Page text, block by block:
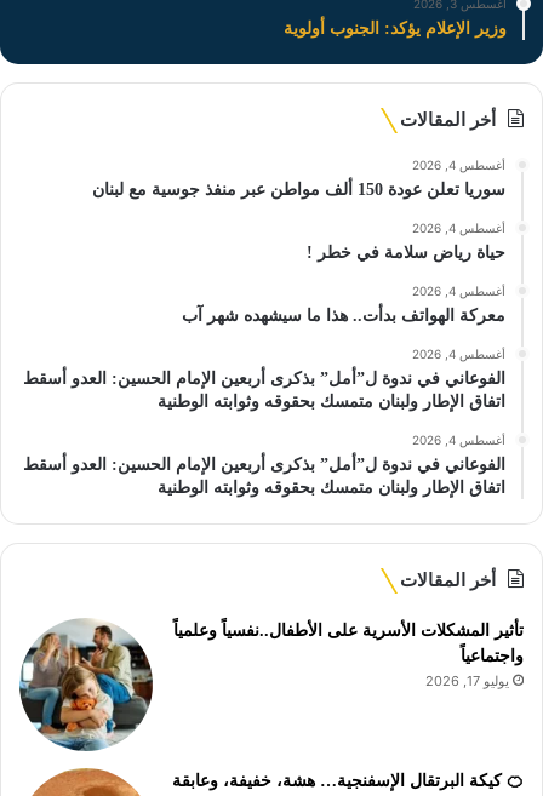
أغسطس 3, 2026
وزير الإعلام يؤكد: الجنوب أولوية
أخر المقالات
أغسطس 4, 2026
سوريا تعلن عودة 150 ألف مواطن عبر منفذ جوسية مع لبنان
أغسطس 4, 2026
حياة رياض سلامة في خطر !
أغسطس 4, 2026
معركة الهواتف بدأت.. هذا ما سيشهده شهر آب
أغسطس 4, 2026
الفوعاني في ندوة ل”أمل” بذكرى أربعين الإمام الحسين: العدو أسقط
اتفاق الإطار ولبنان متمسك بحقوقه وثوابته الوطنية
أغسطس 4, 2026
الفوعاني في ندوة ل”أمل” بذكرى أربعين الإمام الحسين: العدو أسقط
اتفاق الإطار ولبنان متمسك بحقوقه وثوابته الوطنية
أخر المقالات
تأثير المشكلات الأسرية على الأطفال..نفسياً وعلمياً
واجتماعياً
يوليو 17, 2026
🍊 كيكة البرتقال الإسفنجية… هشة، خفيفة، وعابقة